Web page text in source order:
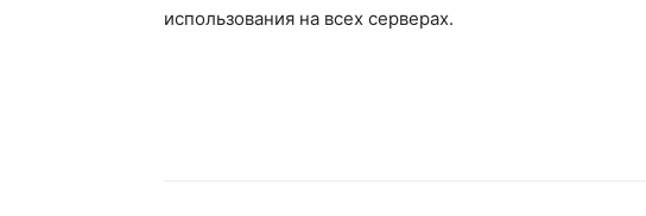
использования на всех серверах.